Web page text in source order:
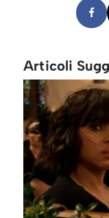
Articoli